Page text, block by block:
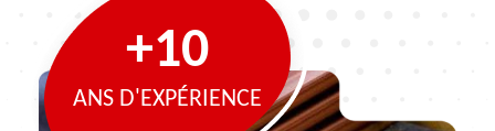
+10
ANS D'EXPÉRIENCE